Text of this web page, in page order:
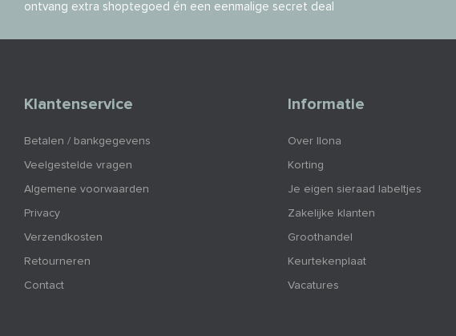
ontvang extra shoptegoed én een eenmalige secret deal
Klantenservice
Betalen / bankgegevens
Veelgestelde vragen
Algemene voorwaarden
Privacy
Verzendkosten
Retourneren
Contact
Informatie
Over Ilona
Korting
Je eigen sieraad labeltjes
Zakelijke klanten
Groothandel
Keurtekenplaat
Vacatures